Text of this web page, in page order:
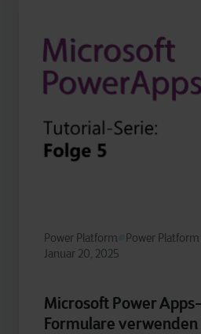
Power Platform
Power
Januar 20, 2025
Microsoft Power
Formulare verwenden